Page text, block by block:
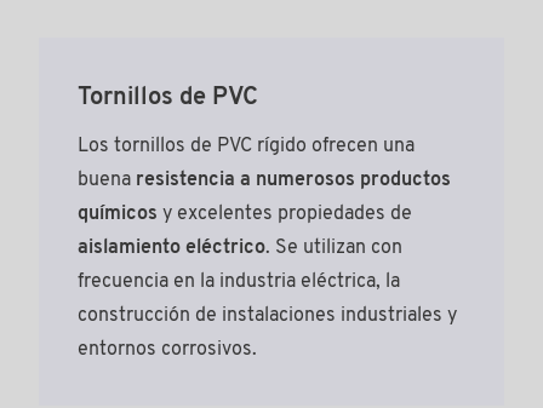
Tornillos de PVC
Los tornillos de PVC rígido ofrecen una
buena resistencia a numerosos productos
químicos y excelentes propiedades de
aislamiento eléctrico. Se utilizan con
frecuencia en la industria eléctrica, la
construcción de instalaciones industriales y
entornos corrosivos.